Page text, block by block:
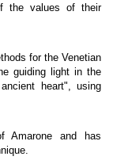
the values of their
for the Venetian
guiding light in the
heart", using
Amarone and has